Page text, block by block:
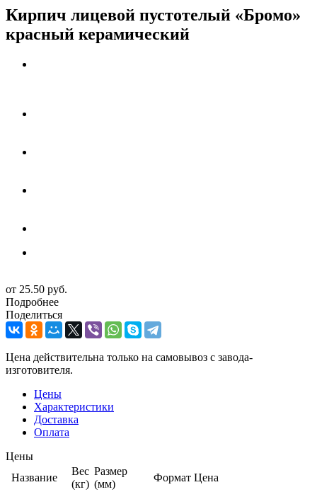
Кирпич лицевой пустотелый «Бромо»
красный керамический
от 25.50 руб.
Подробнее
Поделиться
Цена действительна только на самовывоз с завода-
изготовителя.
Цены
Характеристики
Доставка
Оплата
Цены
Название
Вес
(кг)
Размер
(мм)
Формат Цена